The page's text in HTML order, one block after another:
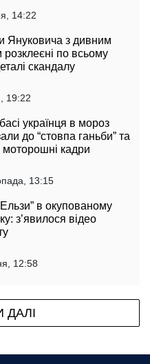
14:22
Януковича з дивним
розклеєні по всьому
скандалу
19:22
українця в мороз
до “стовпа ганьби” та
моторошні кадри
13:15
в окупованому
з’явилося відео
12:58
ДАЛІ